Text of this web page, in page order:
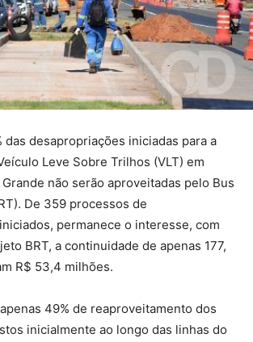
das desapropriações iniciadas para a
Leve Sobre Trilhos (VLT) em
Grande não serão aproveitadas pelo Bus
De 359 processos de
permanece o interesse, com
BRT, a continuidade de apenas 177,
R$ 53,4 milhões.
49% de reaproveitamento dos
inicialmente ao longo das linhas do